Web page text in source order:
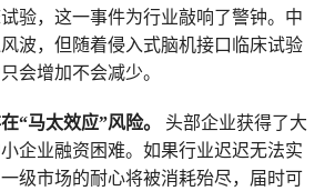
验，这一事件为行业敲响了警钟。中
波，但随着侵入式脑机接口临床试验
会增加不会减少。
“马太效应”风险。
头部企业获得了大
企业融资困难。如果行业迟迟无法实
级市场的耐心将被消耗殆尽，届时可